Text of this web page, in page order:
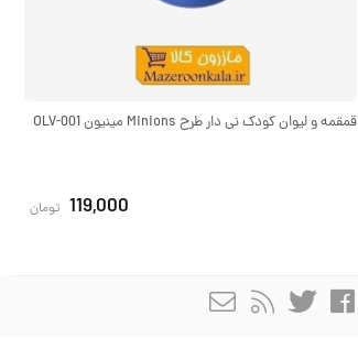
قمقمه و لیوان کودک نی دار طرح Minions مینیون OLV-001
119,000 تومان